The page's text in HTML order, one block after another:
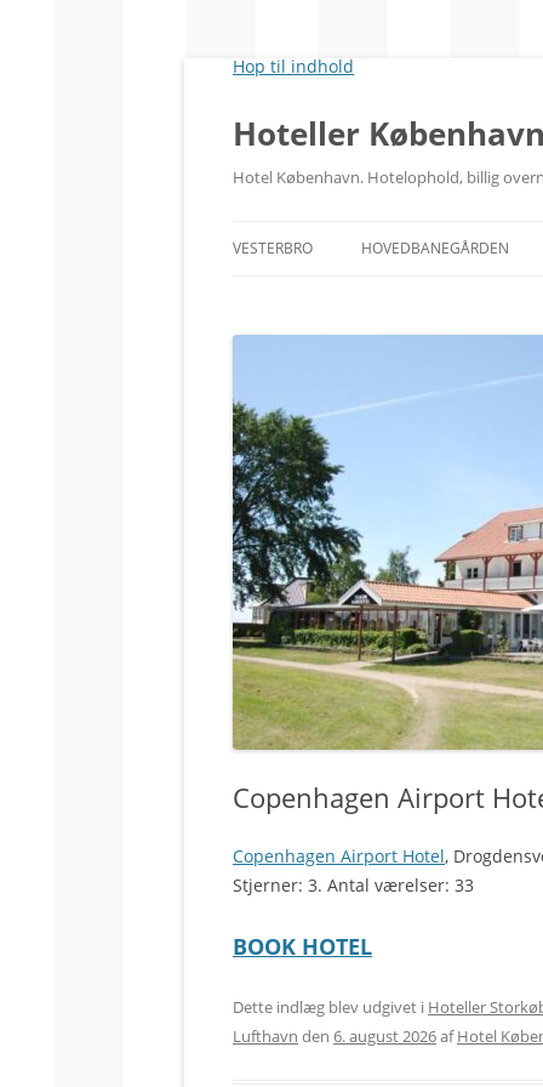
Hop til indhold
Hoteller København
Hotel København. Hotelophold, billig
VESTERBRO HOVEDBANEGÅRDEN
Copenhagen Airport
Copenhagen Airport Hotel,
Stjerner: 3. Antal værelser: 33
BOOK HOTEL
Dette indlæg blev udgivet i Hoteller
Lufthavn den 6. august 2026afHotel